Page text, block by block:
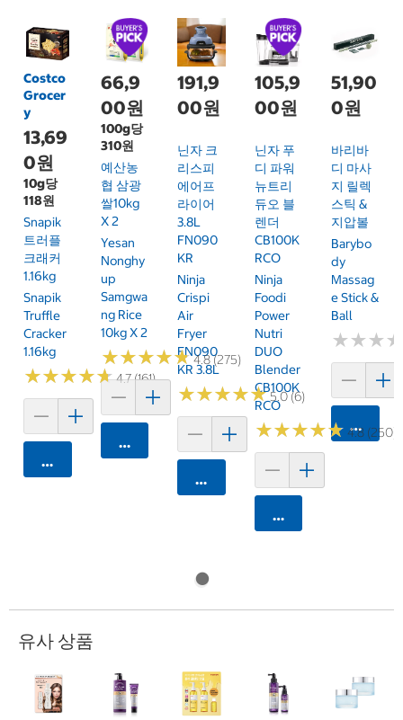
Costco
Grocer
y
13,69
0원
10g당
118원
Snapik
트러플
크래커
1.16kg
Snapik
Truffle
Cracker
1.16kg
★★★★★
★★★★★4.7 (161)
카트에 담기
66,9
00원
100g당
310원
예산농
협 삼광
쌀10kg
X 2
Yesan
Nonghy
Up
Samgwa
Ng Rice
10kg X 2
★★★★★
★★★★★4.8 (275)
카트에 담기
191,9
00원
닌자 크
리스피
에어프
라이어
3.8L
FN090
KR
Ninja
Crispi
Air
Fryer
FN090
KR 3.8L
★★★★★
★★★★★5.0 (6)
카트에 담기
105,9
00원
닌자 푸
디 파워
뉴트리
듀오 블
렌더
CB100K
RCO
Ninja
Foodi
Power
Nutri
DUO
Blender
CB100K
RCO
★★★★★
★★★★★ 4.8 (250)
카트에 담기
51,90
0원
바리바
디 마사
지 릴렉
스틱 &
지압볼
Barybo
Dy
Massag
E Stick &
Ball
★★★
★★★
카트에
유사 상품